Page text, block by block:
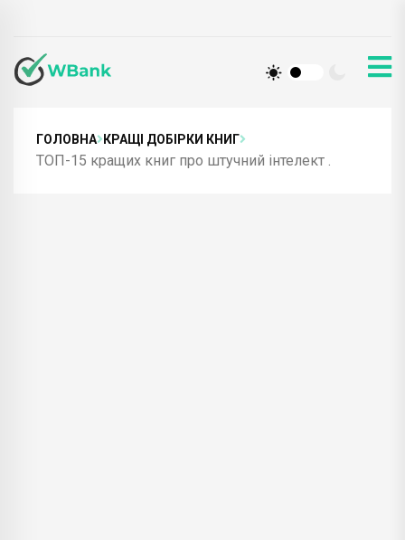
ГОЛОВНА КРАЩІ ДОБІРКИ КНИГ
ТОП-15 кращих книг про штучний інтелект .